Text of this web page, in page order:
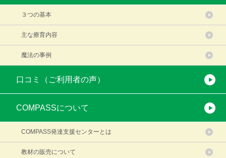
３つの基本
主な療育内容
魔法の事例
口コミ（ご利用者の声）
COMPASSについて
COMPASS発達支援センターとは
教材の販売について